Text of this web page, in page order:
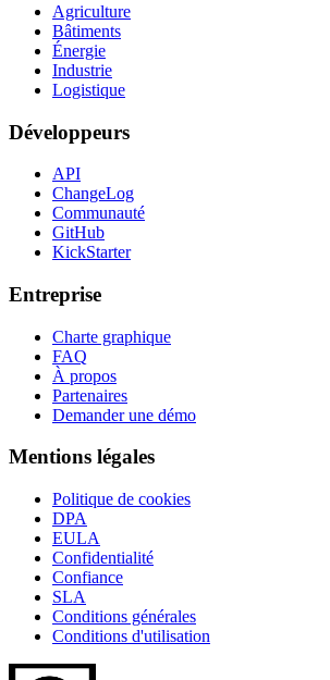
Agriculture
Bâtiments
Énergie
Industrie
Logistique
Développeurs
API
ChangeLog
Communauté
GitHub
KickStarter
Entreprise
Charte graphique
FAQ
À propos
Partenaires
Demander une démo
Mentions légales
Politique de cookies
DPA
EULA
Confidentialité
Confiance
SLA
Conditions générales
Conditions d'utilisation